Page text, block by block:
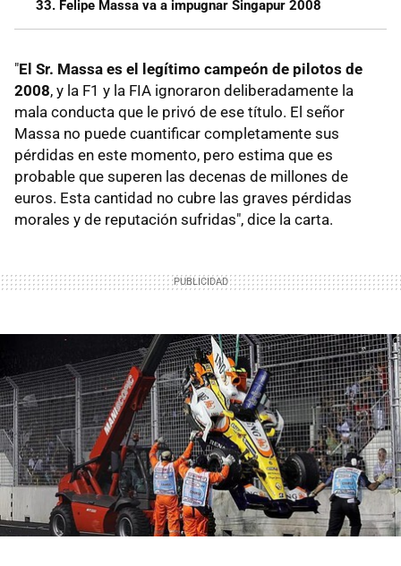
33. Felipe Massa va a impugnar Singapur 2008
"El Sr. Massa es el legítimo campeón de pilotos de
2008, y la F1 y la FIA ignoraron deliberadamente la
mala conducta que le privó de ese título. El señor
Massa no puede cuantificar completamente sus
pérdidas en este momento, pero estima que es
probable que superen las decenas de millones de
euros. Esta cantidad no cubre las graves pérdidas
morales y de reputación sufridas", dice la carta.